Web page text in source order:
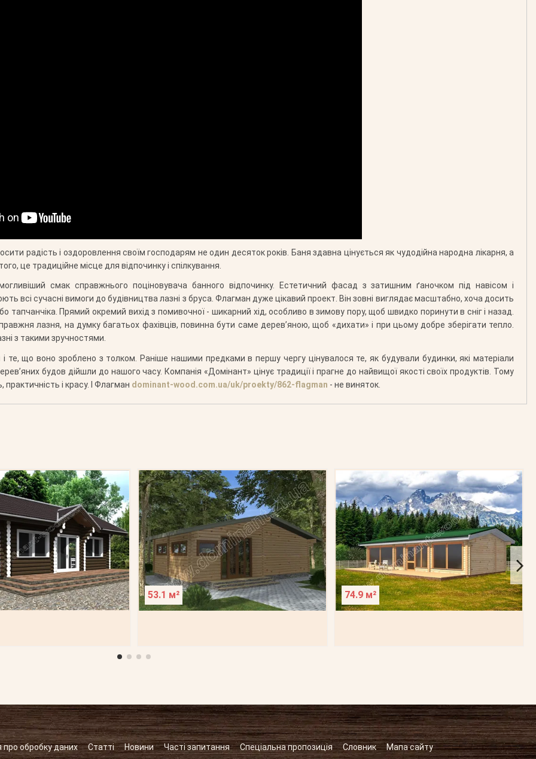
радість і оздоровлення своїм господарям не один десяток років. Баня здавна цінується як чудодійна народна лікарня, а
це традиційне місце для відпочинку і спілкування.
смак справжнього поціновувача банного відпочинку. Естетичний фасад з затишним ґаночком під навісом і
всі сучасні вимоги до будівництва лазні з бруса. Флагман дуже цікавий проект. Він зовні виглядає масштабно, хоча досить
тапчанчіка. Прямий окремий вихід з помивочної - шикарний хід, особливо в зимову пору, щоб швидко поринути в сніг і назад.
лазня, на думку багатьох фахівців, повинна бути саме дерев’яною, щоб «дихати» і при цьому добре зберігати тепло.
з такими зручностями.
те, що воно зроблено з толком. Раніше нашими предками в першу чергу цінувалося те, як будували будинки, які матеріали
будов дійшли до нашого часу. Компанія «Домінант» цінує традиції і прагне до найвищої якості своїх продуктів. Тому
і красу. І Флагман dominant-wood.com.ua/uk/proekty/862-flagman - не виняток.
53.1 м² 74.9 м²
обробку даних Статті Новини Часті запитання Спеціальна пропозиція Словник Мапа сайту